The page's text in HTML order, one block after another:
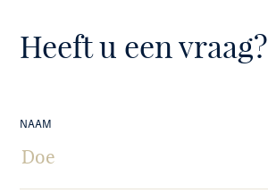
Heeft u een vraag?
NAAM